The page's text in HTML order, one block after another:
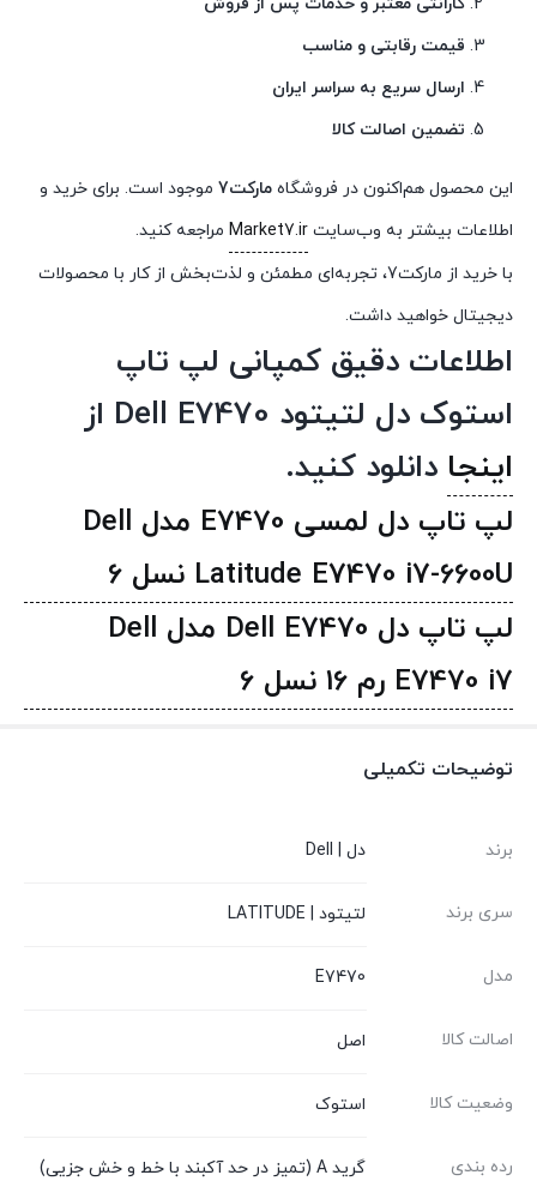
قیمت رقابتی و مناسب
ارسال سریع به سراسر ایران
تضمین اصالت کالا
این محصول هم‌اکنون در فروشگاه مارکت7
موجود است. برای خرید و
اطلاعات بیشتر به وب‌سایت Market7.ir مراجعه کنید.
با خرید از مارکت7، تجربه‌ای مطمئن و لذت‌بخش از کار با محصولات
دیجیتال خواهید داشت.
اطلاعات دقیق کمپانی لپ تاپ
استوک دل لتیتود Dell E7470 از
اینجا دانلود کنید.
لپ تاپ دل لمسی E7470 مدل Dell
Latitude E7470 i7-6600U نسل 6
لپ تاپ دل Dell E7470 مدل Dell
E7470 i7 رم 16 نسل 6
توضیحات تکمیلی
برند دل | Dell
سری برند لتیتود | LATITUDE
مدل E7470
اصالت کالا اصل
وضعیت کالا استوک
رده بندی گرید A (تمیز در حد آکبند با خط و خش جزیی)